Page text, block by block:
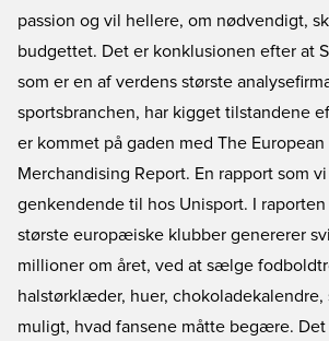
passion og vil hellere, om nødvendigt,
budgettet. Det er konklusionen efter at
som er en af verdens største
sportsbranchen, har kigget tilstandene
er kommet på gaden med The European
Merchandising Report. En rapport som
genkendende til hos Unisport. I raporten
største europæiske klubber genererer
millioner om året, ved at sælge
halstørklæder, huer,
muligt, hvad fansene måtte begære. Det